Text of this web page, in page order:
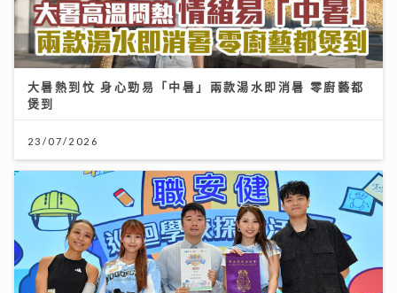
大暑熱到忟 身心勁易「中暑」兩款湯水即消暑 零廚藝都
煲到
23/07/2026